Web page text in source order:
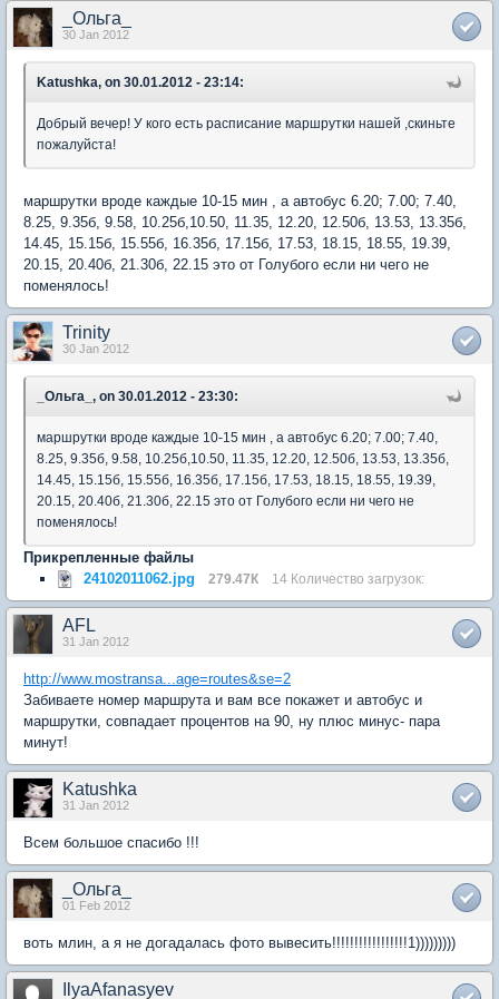
_Ольга_
30 Jan 2012
Katushka, on 30.01.2012 - 23:14:
Добрый вечер! У кого есть расписание маршрутки нашей ,скиньте
пожалуйста!
маршрутки вроде каждые 10-15 мин , а автобус 6.20; 7.00; 7.40,
8.25, 9.35б, 9.58, 10.25б,10.50, 11.35, 12.20, 12.50б, 13.53, 13.35б,
14.45, 15.15б, 15.55б, 16.35б, 17.15б, 17.53, 18.15, 18.55, 19.39,
20.15, 20.40б, 21.30б, 22.15 это от Голубого если ни чего не
поменялось!
Trinity
30 Jan 2012
_Ольга_, on 30.01.2012 - 23:30:
маршрутки вроде каждые 10-15 мин , а автобус 6.20; 7.00; 7.40,
8.25, 9.35б, 9.58, 10.25б,10.50, 11.35, 12.20, 12.50б, 13.53, 13.35б,
14.45, 15.15б, 15.55б, 16.35б, 17.15б, 17.53, 18.15, 18.55, 19.39,
20.15, 20.40б, 21.30б, 22.15 это от Голубого если ни чего не
поменялось!
Прикрепленные файлы
24102011062.jpg
279.47К 14 Количество загрузок:
AFL
31 Jan 2012
http://www.mostransa...age=routes&se=2
Забиваете номер маршрута и вам все покажет и автобус и
маршрутки, совпадает процентов на 90, ну плюс минус- пара
минут!
Katushka
31 Jan 2012
Всем большое спасибо !!!
_Ольга_
01 Feb 2012
воть млин, а я не догадалась фото вывесить!!!!!!!!!!!!!!!!!1)))))))))
IlyaAfanasyev